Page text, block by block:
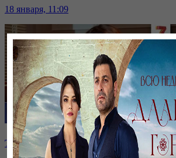
18 января, 11:09
Тойхана | 14-бөлім